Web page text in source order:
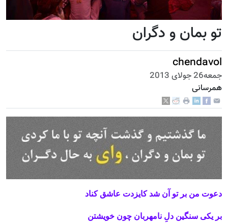
تو بمان و دگران
chendavol
جمعه26 جولای 2013
همرسانی
دعوت من بر تو آن شد کایزدت ‌عاشق کناد
بر یکی سنگین دلِ نامهربان چون خویشتن